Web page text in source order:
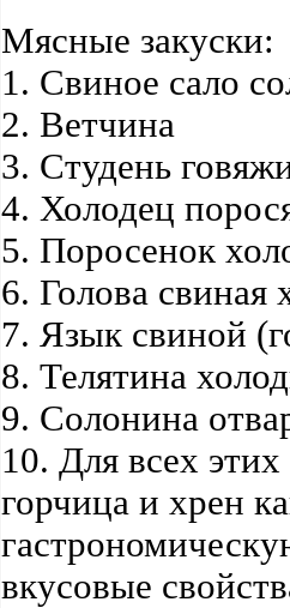
Мясные закуски:
1. Свиное сало
2. Ветчина
3. Студень
4. Холодец
5. Поросенок
6. Голова свиная
7. Язык свиной
8. Телятина
9. Солонина
10. Для всех
горчица и хрен
вкусовые